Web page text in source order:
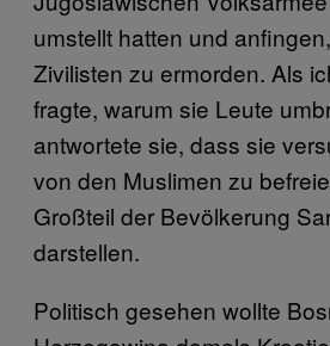
umstellt hatten und
Zivilisten zu ermorden. Als
fragte, warum sie Leute
antwortete sie, dass sie
von den Muslimen zu
Großteil der Bevölkerung
darstellen.
Politisch gesehen wollte